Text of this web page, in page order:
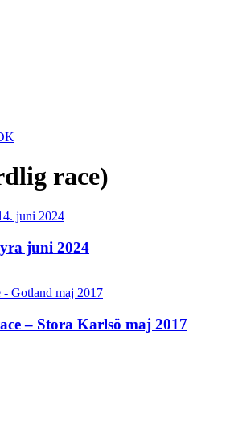
race)
juni 2024
– Stora Karlsö maj 2017